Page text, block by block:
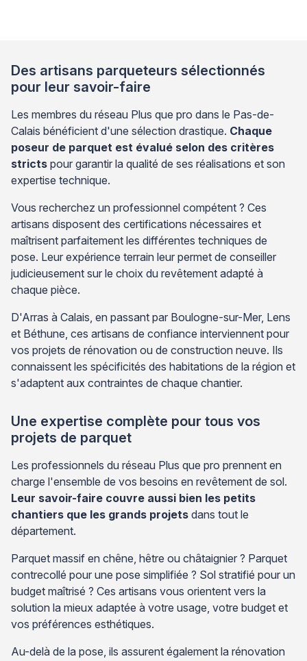
Des artisans parqueteurs sélectionnés
pour leur savoir-faire
Les membres du réseau Plus que pro dans le Pas-de-
Calais bénéficient d'une sélection drastique. Chaque
poseur de parquet est évalué selon des critères
stricts pour garantir la qualité de ses réalisations et son
expertise technique.
Vous recherchez un professionnel compétent ? Ces
artisans disposent des certifications nécessaires et
maîtrisent parfaitement les différentes techniques de
pose. Leur expérience terrain leur permet de conseiller
judicieusement sur le choix du revêtement adapté à
chaque pièce.
D'Arras à Calais, en passant par Boulogne-sur-Mer, Lens
et Béthune, ces artisans de confiance interviennent pour
vos projets de rénovation ou de construction neuve. Ils
connaissent les spécificités des habitations de la région et
s'adaptent aux contraintes de chaque chantier.
Une expertise complète pour tous vos
projets de parquet
Les professionnels du réseau Plus que pro prennent en
charge l'ensemble de vos besoins en revêtement de sol.
Leur savoir-faire couvre aussi bien les petits
chantiers que les grands projets dans tout le
département.
Parquet massif en chêne, hêtre ou châtaignier ? Parquet
contrecollé pour une pose simplifiée ? Sol stratifié pour un
budget maîtrisé ? Ces artisans vous orientent vers la
solution la mieux adaptée à votre usage, votre budget et
vos préférences esthétiques.
Au-delà de la pose, ils assurent également la rénovation